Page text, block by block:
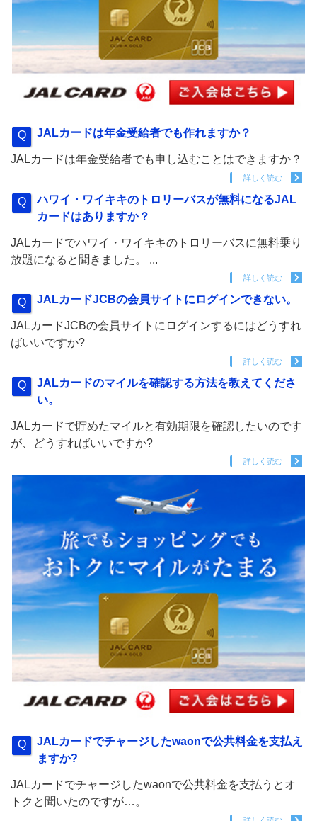
JALカードは年金受給者でも作れますか？
JALカードは年金受給者でも申し込むことはできますか？
詳しく読む
ハワイ・ワイキキのトロリーバスが無料になるJAL
カードはありますか？
JALカードでハワイ・ワイキキのトロリーバスに無料乗り
放題になると聞きました。 ...
詳しく読む
JALカードJCBの会員サイトにログインできない。
JALカードJCBの会員サイトにログインするにはどうすれ
ばいいですか?
詳しく読む
JALカードのマイルを確認する方法を教えてくださ
い。
JALカードで貯めたマイルと有効期限を確認したいのです
が、どうすればいいですか?
詳しく読む
JALカードでチャージしたwaonで公共料金を支払え
ますか?
JALカードでチャージしたwaonで公共料金を支払うとオ
トクと聞いたのですが…。